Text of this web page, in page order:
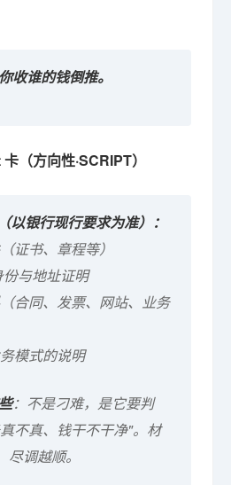
收谁的钱倒推。
（方向性·SCRIPT）
以银行现行要求为准）：
证书、章程等）
与地址证明
合同、发票、网站、业务
模式的说明
：不是刁难，是它要判
不真、钱干不干净"。材
调越顺。